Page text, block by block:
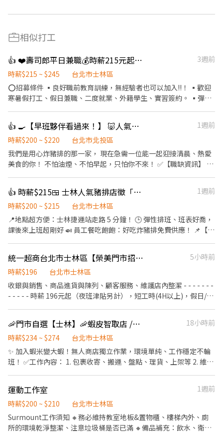
相似打工
👍 ❤️壽司郎平日兼職💰時薪215元起🎉彈性排班🏅無經驗可
3週前
時薪$215 ~ $245
台北市士林區
⭕招募條件 ▪良好職前教育訓練，無經驗者也可以加入!!！ ▪歡迎
寒暑假打工、假日兼職、二度就業、外籍學生、實習簽約。 ▪彈性
帳......等 ⭕獎金福利 ▪生日禮券 ▪不定期活動競賽獎金 ▪一年4次
考核及調薪！！ ▪加班費按每分鐘計算 ▪提供機車停車，上班免煩
惱車位！ ⭕企業魅力 ▪「以人為本」注重團隊合作及交流，採納同
仁的意見，提升參與感 ▪除學習到日本商業禮儀、衛生知識及專業
的機會 ▪享有完善的福利制度，加班費為5分鐘為單位計算，重視
員工的辛勤付出 ▪計畫拓展全台灣，讓更多人有機會品嚐美味平價
👍 🍳【早班夥伴看過來！】 🐷人氣豬排店徵的就是你！時薪220
1週前
時薪$200 ~ $220
台北市北投區
我們是用心炸豬排的那一家， 現在急需一位能一起迎接清晨、熱愛
美食的你！ 不怕油煙、不怕早起，只怕你不來！ ✅【職缺資訊】 📍
製作） • 外場服務（點餐、送餐、簡單收銀） 📅 排班方式：排班
制／長期為主 💰 薪資待遇：200元起
👍 時薪$215🍱 士林人氣豬排店徵「學生工讀」！吃豬排也能賺學費 💰
1週前
時薪$200 ~ $215
台北市士林區
📍地點超方便：士林捷運站走路 5 分鐘！ 🕒 彈性排班、班表好喬，
課後來上班超剛好 🍛 員工餐吃飽飽：好吃炸豬排免費供應！ 📌【工
🧑‍🎓【我們適合你，如果你是…】 ✅ 學生，想利用課餘打工 ✅ 有責
任感、不怕忙、肯學習 ✅ 喜歡有活力、大家互相 cover 的工作氣氛
💰【薪資福利】 •💵 時薪 $200 起（依表現調薪） •🧋 免費員工餐
•🕐 彈性排班（平日午餐 / 晚餐 / 假日都可排） •🎁 員工推薦獎
統一超商台北市士林區【榮美門市招募】 離家近&彈性排班、歡迎二度就業/樂齡/兼職
5小時前
時薪$196
台北市士林區
收銀與銷售、商品進貨與陳列、顧客服務、維護店內整潔​ - - - - - - -
- - - - -​ 時薪 196元起（夜班津貼另計），短工時(4H以上)，假日/暑
為主)​ 工作地點：依您鄰近地區媒合​ *學經歷不拘，喜歡與人互動，
樂觀開朗，具有服務熱忱*​ 若對其他地區有意願也歡迎投遞！ ​
🦐門市自選【士林】🦐蝦皮智取店 /免經驗、快速報到 💰時薪 234 -274
18小時前
時薪$234 ~ $274
台北市士林區
✨ 加入蝦米變大蝦！無人商店獨立作業，環境單純、工作穩定不輪
班！ ✅工作內容： 1. 包裹收寄、搬運、盤點、理貨、上架等 2. 維持
門市支援 🌙🌙夜班說明🌙🌙 工作型態：為每日跑點約3–10家門市，
跑點距離約16km內 需可配合(早班/晚班)擇一於門市安排受訓 🔔需
有機車&駕照🔔 ⸻ ✅工作時間： 🔹早班：07:00-12:00、07:30-
12:30、08:00-13:00、08:30-13:30 🔹晚班：17:30-22:30、17:30-
運動工作室
1週前
時薪$200 ~ $210
台北市士林區
Surmount工作須知 🔸務必維持教室地板&置物櫃、樓梯內外、廁
所的環境乾淨整潔、注意垃圾桶是否已滿 🔸備品補充：飲水、衛生